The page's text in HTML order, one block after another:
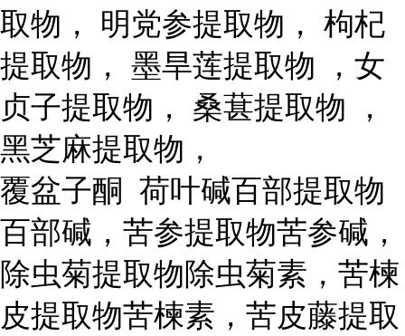
取物， 明党参提取物， 枸杞
提取物， 墨旱莲提取物 ，女
贞子提取物， 桑葚提取物 ，
黑芝麻提取物，
覆盆子酮 荷叶碱百部提取物
百部碱，苦参提取物苦参碱，
除虫菊提取物除虫菊素，苦楝
皮提取物苦楝素，苦皮藤提取